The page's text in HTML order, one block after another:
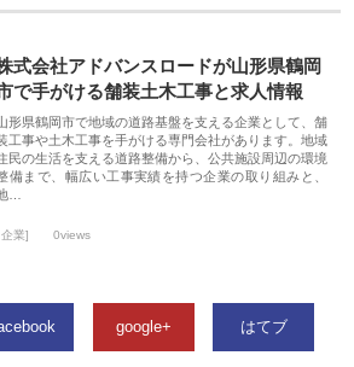
式会社アドバンスロードが山形県鶴岡
で手がける舗装土木工事と求人情報
形県鶴岡市で地域の道路基盤を支える企業として、舗
工事や土木工事を手がける専門会社があります。地域
民の生活を支える道路整備から、公共施設周辺の環境
備まで、幅広い工事実績を持つ企業の取り組みと、
…
業] 0views
google+ はてブ